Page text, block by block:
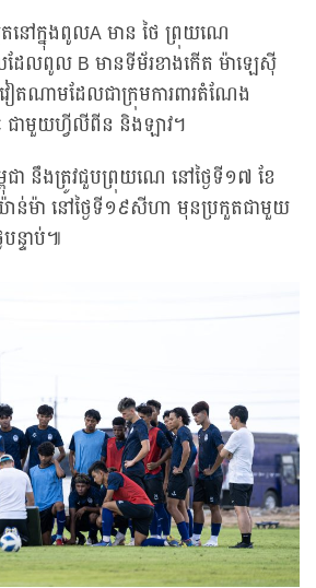
តនៅក្នុងពូលA មាន ថៃ ព្រុយណេ
ែលពូល B មានទីម័រខាងកើត ម៉ាឡេស៊ី
ាមដែលជាក្រុមការពារតំណែង
ជាមួយហ្វីលីពីន និងឡាវ។
ា នឹងត្រូវជួបព្រុយណេ នៅថ្ងៃទី១៧ ខែ
ាន់ម៉ា នៅថ្ងៃទី១៩សីហា មុនប្រកួតជាមួយ
បន្ទាប់៕